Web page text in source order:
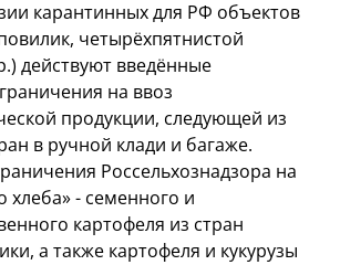
карантинных для РФ объектов
четырёхпятнистой
действуют введённые
на ввоз
продукции, следующей из
в ручной клади и багаже.
Россельхознадзора на
хлеба» - семенного и
картофеля из стран
а также картофеля и кукурузы